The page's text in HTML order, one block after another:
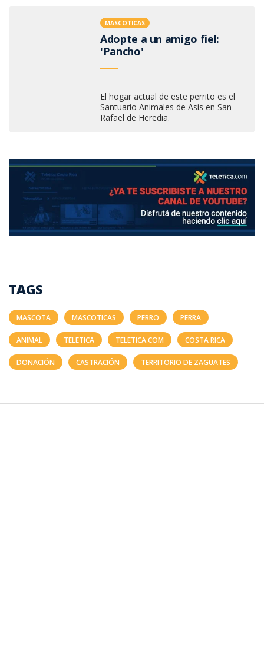
MASCOTICAS
Adopte a un amigo fiel:
'Pancho'
El hogar actual de este perrito es el
Santuario Animales de Asís en San
Rafael de Heredia.
TAGS
MASCOTA MASCOTICAS PERRO PERRA
ANIMAL TELETICA TELETICA.COM COSTA RICA
DONACIÓN CASTRACIÓN TERRITORIO DE ZAGUATES